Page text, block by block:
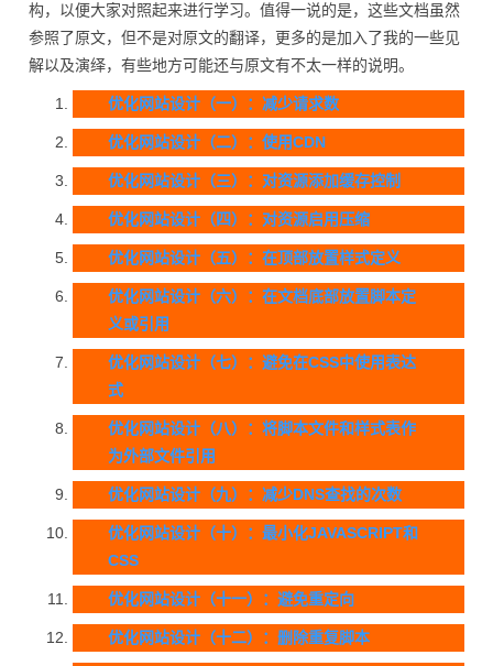
构，以便大家对照起来进行学习。值得一说的是，这些文档虽然
参照了原文，但不是对原文的翻译，更多的是加入了我的一些见
解以及演绎，有些地方可能还与原文有不太一样的说明。
优化网站设计（一）：减少请求数
优化网站设计（二）：使用CDN
优化网站设计（三）：对资源添加缓存控制
优化网站设计（四）：对资源启用压缩
优化网站设计（五）：在顶部放置样式定义
优化网站设计（六）：在文档底部放置脚本定
义或引用
优化网站设计（七）：避免在CSS中使用表达
式
优化网站设计（八）：将脚本文件和样式表作
为外部文件引用
优化网站设计（九）：减少DNS查找的次数
优化网站设计（十）：最小化JAVASCRIPT和
CSS
优化网站设计（十一）：避免重定向
优化网站设计（十二）：删除重复脚本